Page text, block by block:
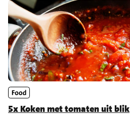
5x Koken met tomaten uit blik